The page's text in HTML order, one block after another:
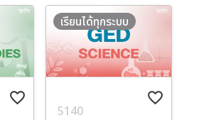
favorite_border favorite_border
5140
เรียนได้ทุกระบบ